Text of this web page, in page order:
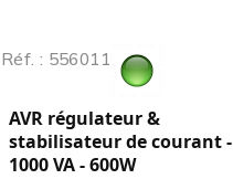
Réf. : 556011
AVR régulateur &
stabilisateur de courant -
1000 VA - 600W